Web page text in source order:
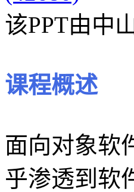
该PPT由中
课程概述
面向对象软
乎渗透到软